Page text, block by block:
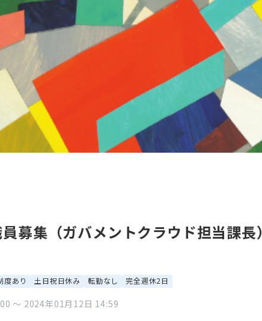
募集（ガバメントクラウド担当課長）
度あり 土日祝日休み 転勤なし 完全週休2日
〜 2024年01月12日 14:59